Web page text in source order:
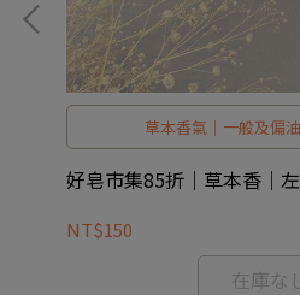
草本香氣｜一般及偏
好皂市集85折｜草本香｜
NT$150
在庫な